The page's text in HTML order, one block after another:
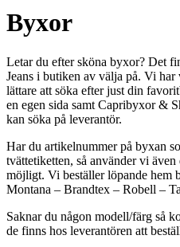
Byxor
Letar du efter sköna byxor? Det
Jeans i butiken av välja på. Vi har
lättare att söka efter just din
en egen sida samt Capribyxor &
kan söka på leverantör.
Har du artikelnummer på byxan
tvättetiketten, så använder vi även
möjligt. Vi beställer löpande
Montana – Brandtex – Robell –
Saknar du någon modell/färg så
de finns hos leverantören att